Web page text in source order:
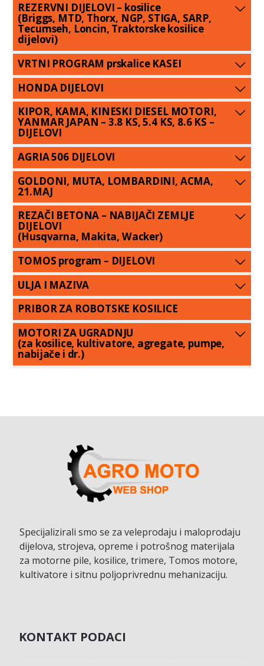
REZERVNI DIJELOVI – kosilice
(Briggs, MTD, Thorx, NGP, STIGA, SARP,
Tecumseh, Loncin, Traktorske kosilice
dijelovi)
VRTNI PROGRAM prskalice KASEI
HONDA DIJELOVI
KIPOR, KAMA, KINESKI DIESEL MOTORI,
YANMAR JAPAN – 3.8 KS, 5.4 KS, 8.6 KS –
DIJELOVI
AGRIA 506 DIJELOVI
GOLDONI, MUTA, LOMBARDINI, ACMA,
21.MAJ
REZAČI BETONA – NABIJAČI ZEMLJE
DIJELOVI
(Husqvarna, Makita, Wacker)
TOMOS program – DIJELOVI
ULJA I MAZIVA
PRIBOR ZA ROBOTSKE KOSILICE
MOTORI ZA UGRADNJU
(za kosilice, kultivatore, agregate, pumpe,
nabijače i dr.)
Specijalizirali smo se za veleprodaju i maloprodaju
dijelova, strojeva, opreme i potrošnog materijala
za motorne pile, kosilice, trimere, Tomos motore,
kultivatore i sitnu poljoprivrednu mehanizaciju.
KONTAKT PODACI